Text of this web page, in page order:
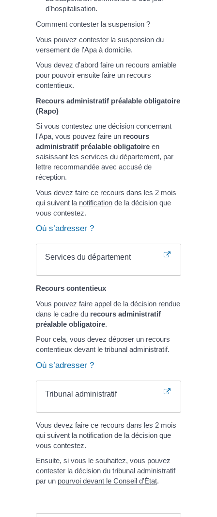
d'hospitalisation.
Comment contester la suspension ?
Vous pouvez contester la suspension du
versement de l'Apa à domicile.
Vous devez d'abord faire un recours amiable
pour pouvoir ensuite faire un recours
contentieux.
Recours administratif préalable obligatoire
(Rapo)
Si vous contestez une décision concernant
l'Apa, vous pouvez faire un recours
administratif préalable obligatoire en
saisissant les services du département, par
lettre recommandée avec accusé de
réception.
Vous devez faire ce recours dans les 2 mois
qui suivent la notification de la décision que
vous contestez.
Où s’adresser ?
Services du département
Recours contentieux
Vous pouvez faire appel de la décision rendue
dans le cadre du recours administratif
préalable obligatoire.
Pour cela, vous devez déposer un recours
contentieux devant le tribunal administratif.
Où s’adresser ?
Tribunal administratif
Vous devez faire ce recours dans les 2 mois
qui suivent la notification de la décision que
vous contestez.
Ensuite, si vous le souhaitez, vous pouvez
contester la décision du tribunal administratif
par un pourvoi devant le Conseil d'État.